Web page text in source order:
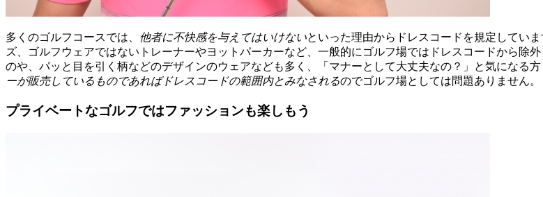
多くのゴルフコースでは、 他者に不快感を与えてはいけないといった理由からドレスコードを規定してい
ズ、ゴルフウェアではないトレーナーやヨットパーカーなど、一般的にゴルフ場ではドレスコードから除
のや、パッと目を引く柄などのデザインのウェアなども多く、「マナーとして大丈夫なの？」と気になる
ーが販売しているものであればドレスコードの範囲内とみなされるのでゴルフ場としては問題ありません。
プライベートなゴルフではファッションも楽しもう